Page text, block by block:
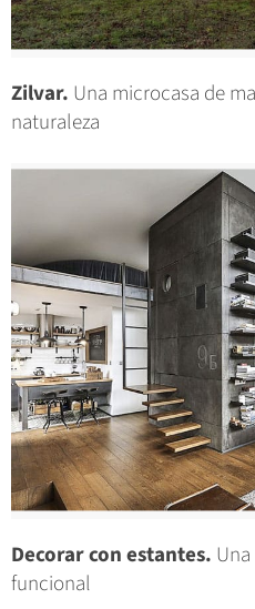
Zilvar. Una microcasa de
naturaleza
Decorar con estantes.
funcional